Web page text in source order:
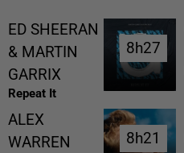
ED SHEERAN
& MARTIN
GARRIX
Repeat It
8h27
8h27
ALEX
WARREN
8h21
8h21